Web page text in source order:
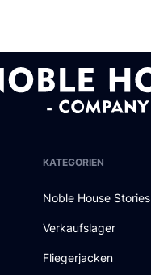
KATEGORIEN
Noble House Stories
Verkaufslager
Fliegerjacken